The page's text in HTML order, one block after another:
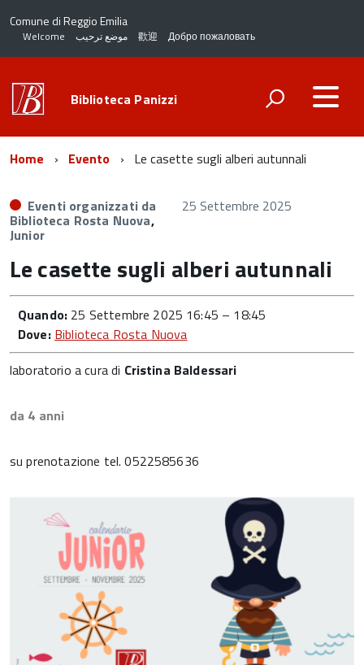
Comune di Reggio Emilia
Welcome موضع ترحيب 歡迎 Добро пожаловать
Biblioteca Panizzi
Home Evento Le casette sugli alberi autunnali
Eventi organizzati da
Biblioteca Rosta Nuova,
Junior
25 Settembre 2025
Le casette sugli alberi autunnali
Quando: 25 Settembre 2025 16:45 – 18:45
Dove: Biblioteca Rosta Nuova
laboratorio a cura di Cristina Baldessari
da 4 anni
su prenotazione tel. 0522585636